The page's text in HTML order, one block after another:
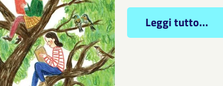
Leggi tutto...